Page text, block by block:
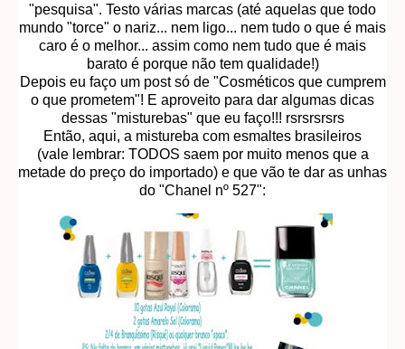
"pesquisa". Testo várias marcas (até aquelas que todo
mundo "torce" o nariz... nem ligo... nem tudo o que é mais
caro é o melhor... assim como nem tudo que é mais
barato é porque não tem qualidade!)
Depois eu faço um post só de "Cosméticos que cumprem
o que prometem"! E aproveito para dar algumas dicas
dessas "misturebas" que eu faço!!! rsrsrsrsrs
Então, aqui, a mistureba com esmaltes brasileiros
(vale lembrar: TODOS saem por muito menos que a
metade do preço do importado) e que vão te dar as unhas
do "Chanel nº 527":